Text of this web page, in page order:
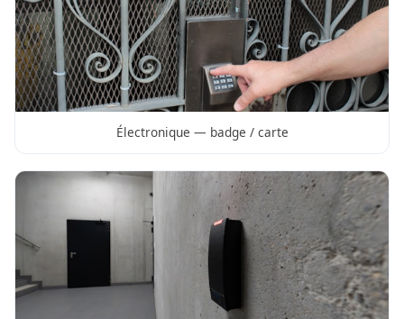
Électronique — badge / carte